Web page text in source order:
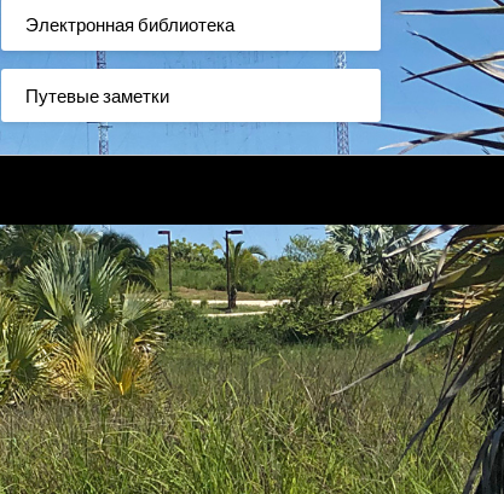
Электронная библиотека
Путевые заметки